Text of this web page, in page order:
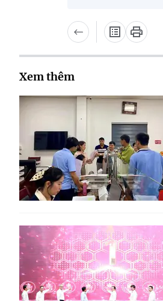
Xem thêm